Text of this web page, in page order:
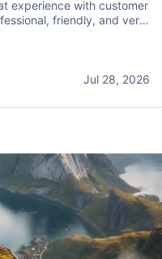
experience with customer
friendly, and very
of the next steps.
Jul 28, 2026